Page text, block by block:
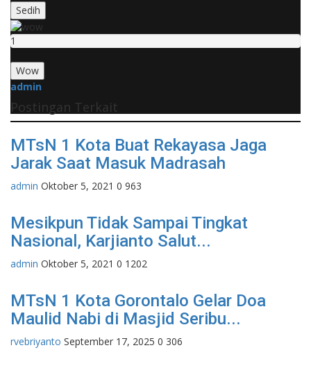
Sedih
1
Wow
admin
Postingan Terkait
MTsN 1 Kota Buat Rekayasa Jaga
Jarak Saat Masuk Madrasah
admin Oktober 5, 2021 0 963
Mesikpun Tidak Sampai Tingkat
Nasional, Karjianto Salut...
admin Oktober 5, 2021 0 1202
MTsN 1 Kota Gorontalo Gelar Doa
Maulid Nabi di Masjid Seribu...
rvebriyanto September 17, 2025 0 306